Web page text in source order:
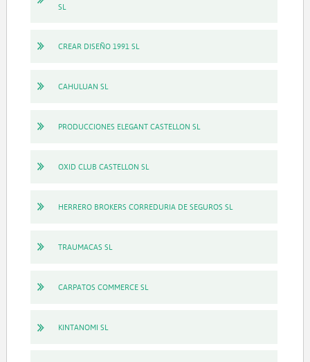
SL
CREAR DISEÑO 1991 SL
CAHULUAN SL
PRODUCCIONES ELEGANT CASTELLON SL
OXID CLUB CASTELLON SL
HERRERO BROKERS CORREDURIA DE SEGUROS SL
TRAUMACAS SL
CARPATOS COMMERCE SL
KINTANOMI SL